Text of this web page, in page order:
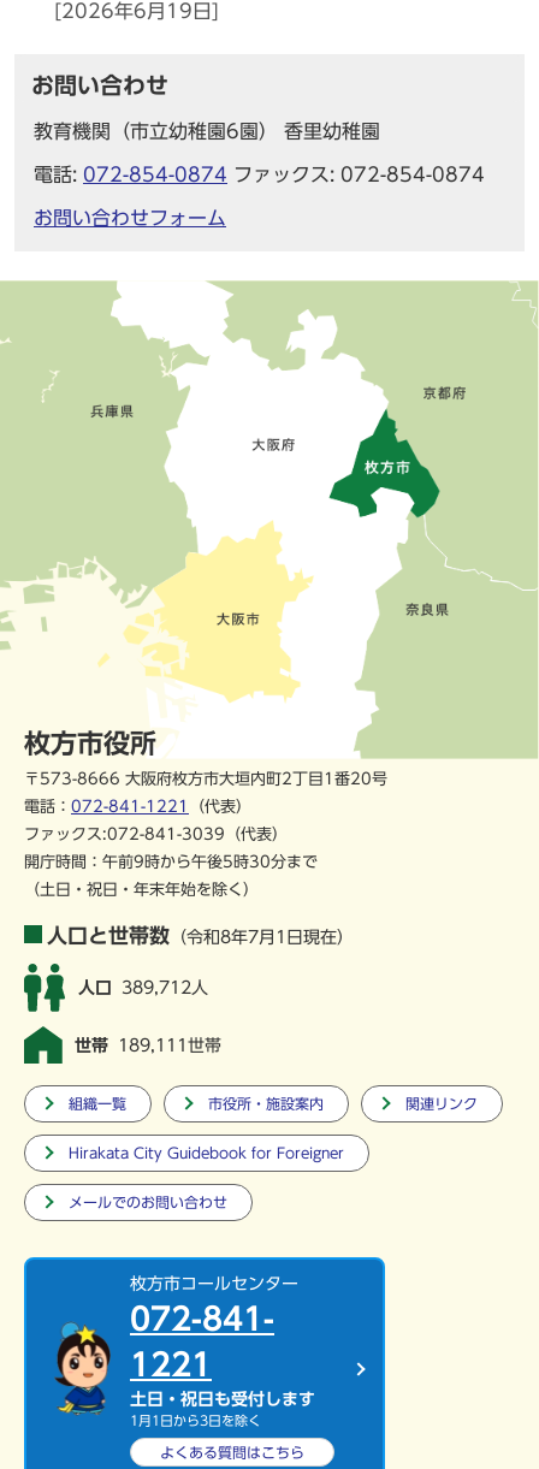
[2026年6月19日]
お問い合わせ
教育機関（市立幼稚園6園） 香里幼稚園
電話: 072-854-0874 ファックス: 072-854-0874
お問い合わせフォーム
枚方市役所
〒573-8666 大阪府枚方市大垣内町2丁目1番20号
電話： 072-841-1221
（代表）
ファックス:072-841-3039（代表）
開庁時間：午前9時から午後5時30分まで
（土日・祝日・年末年始を除く）
人口と世帯数 （令和8年7月1日現在）
人口 389,712人
世帯 189,111世帯
組織一覧 市役所・施設案内 関連リンク
Hirakata City Guidebook for Foreigner
メールでのお問い合わせ
枚方市コールセンター
072-841-
1221
土日・祝日も受付します
1月1日から3日を除く
よくある質問はこちら